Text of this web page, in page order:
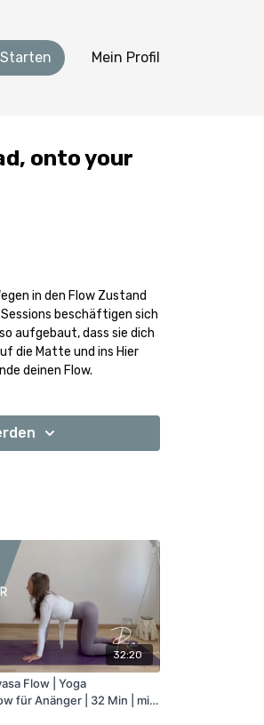
Mein Profil
onto your
in den Flow Zustand
beschäftigen sich
aufgebaut, dass sie dich
die Matte und ins Hier
deinen Flow.
32:20
Flow | Yoga
für Anänger | 32 Min | mit